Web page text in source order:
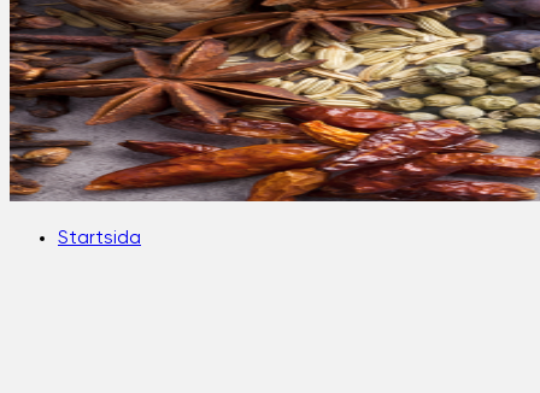
Startsida